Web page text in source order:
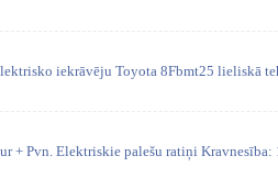
iekrāvēju Toyota 8Fbmt25 lieliskā
+ Pvn. Elektriskie palešu ratiņi